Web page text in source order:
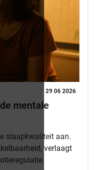
29 06 2026
mentale
slaapkwaliteit aan.
verlaagt